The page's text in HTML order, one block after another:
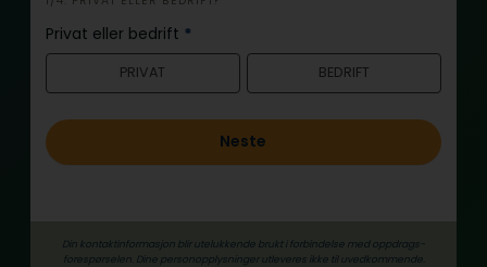
n
n
o
d
Privat eller bedrift *
PRIVAT BEDRIFT
Neste
Din kontaktinformasjon blir utelukkende brukt i forbindelse med oppdrags­
forespørselen. Dine person­­opplysninger utleveres ikke til uvedkommende.